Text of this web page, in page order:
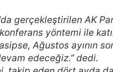
gerçekleştirilen AK
yöntemi ile
Ağustos ayının
edeceğiz.” dedi.